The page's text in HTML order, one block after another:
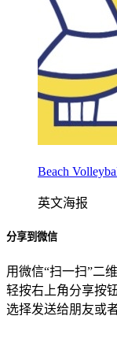
Beach
英文海报
分享到微信
用微信“扫一扫”二
轻按右上角分享按
选择发送给朋友或